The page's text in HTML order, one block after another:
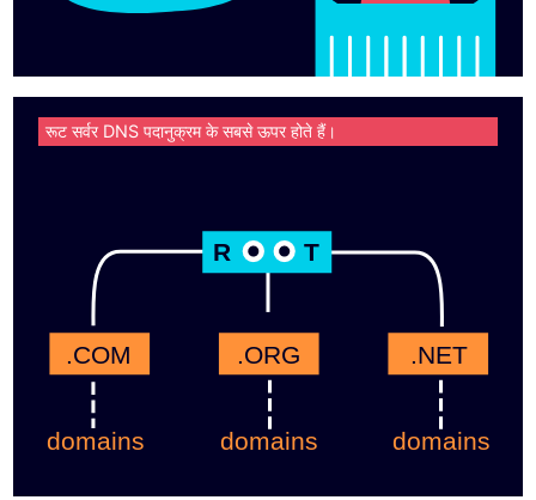
R T
.COM .ORG .NET
domains domains domains
रूट सर्वर DNS पदानुक्रम के सबसे ऊपर होते हैं।